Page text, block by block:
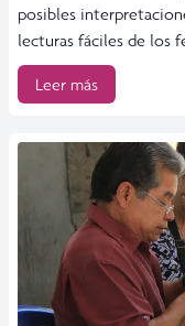
posibles
lecturas fáciles de los
Leer más